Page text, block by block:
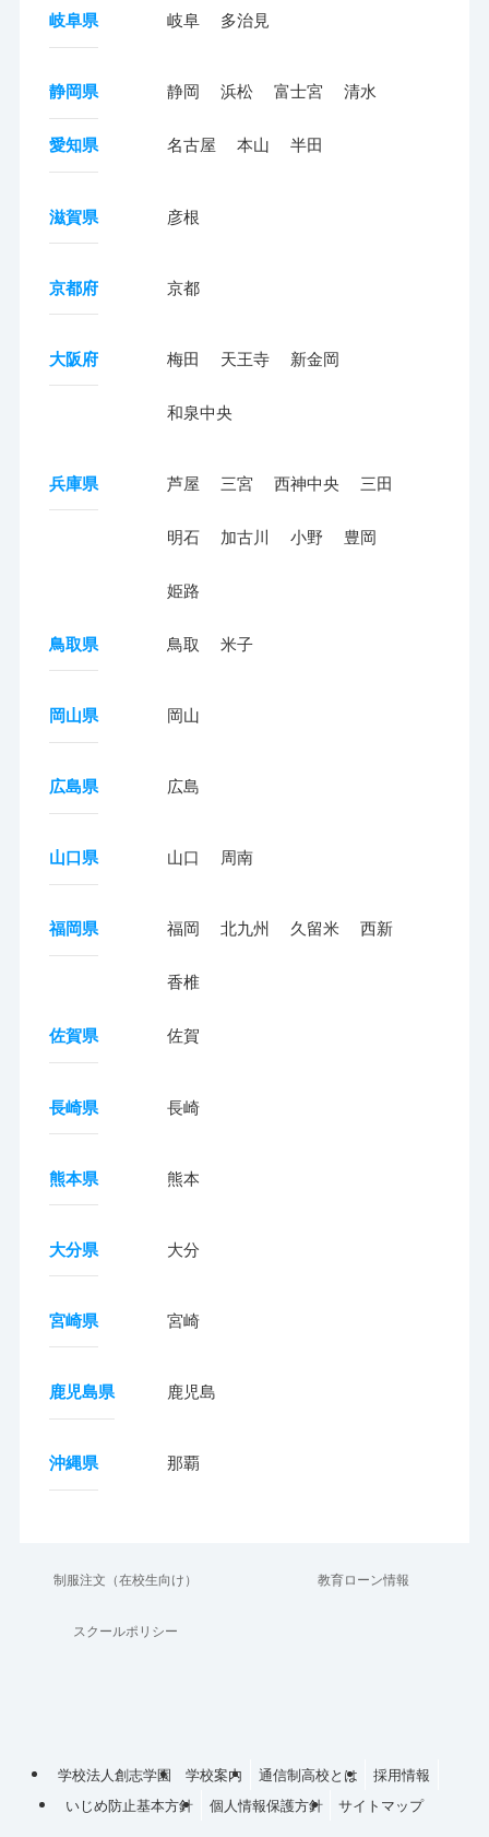
岐阜県 岐阜 多治見
静岡県 静岡 浜松 富士宮 清水
愛知県 名古屋 本山 半田
滋賀県 彦根
京都府 京都
大阪府 梅田 天王寺 新金岡
和泉中央
兵庫県 芦屋 三宮 西神中央 三田
明石 加古川 小野 豊岡
姫路
鳥取県 鳥取 米子
岡山県 岡山
広島県 広島
山口県 山口 周南
福岡県 福岡 北九州 久留米 西新
香椎
佐賀県 佐賀
長崎県 長崎
熊本県 熊本
大分県 大分
宮崎県 宮崎
鹿児島県 鹿児島
沖縄県 那覇
制服注文（在校生向け） 教育ローン情報
スクールポリシー
学校法人創志学園 学校案内 通信制高校とは
採用情報
いじめ防止基本方針
個人情報保護方針 サイトマップ